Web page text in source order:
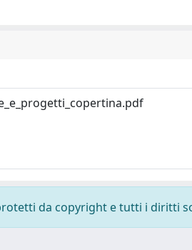
da copyright e tutti i diritti